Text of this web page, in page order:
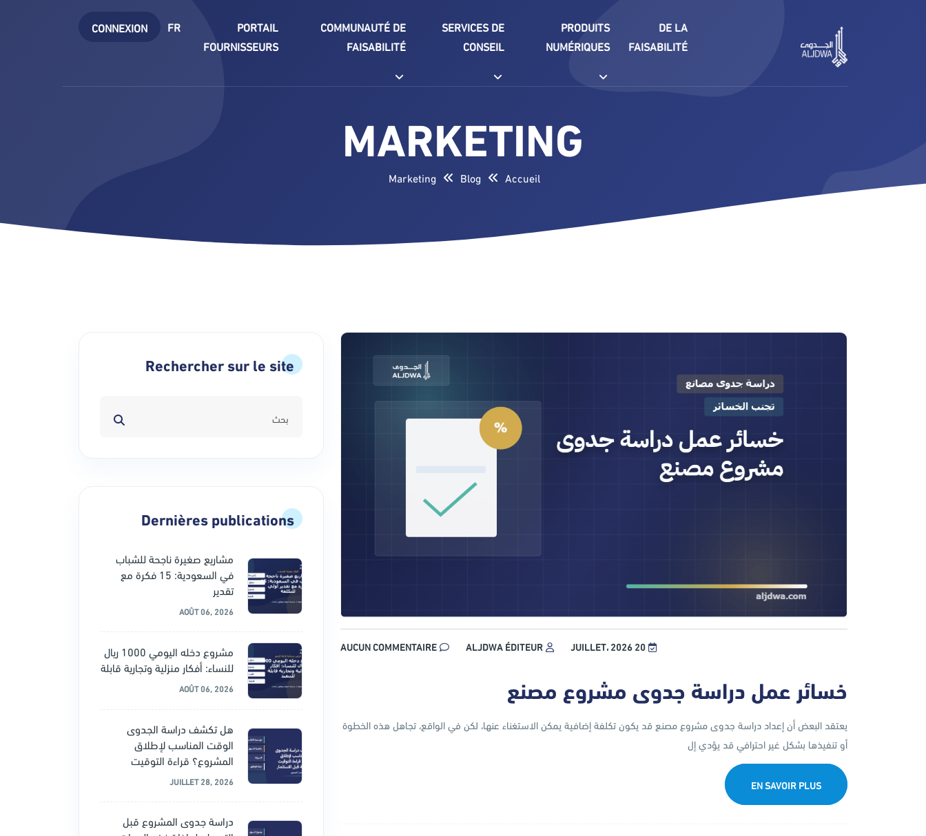
DE LA
FAISABILITÉ
PRODUITS
NUMÉRIQUES
SERVICES DE
CONSEIL
COMMUNAUTÉ DE
FAISABILITÉ
PORTAIL
FOURNISSEURS
FR
CONNEXION
MARKETING
Accueil
Blog
Marketing
20 JUILLET، 2026 ALJDWA ÉDITEUR
AUCUN COMMENTAIRE
خسائر عمل دراسة جدوى مشروع مصنع
يعتقد البعض أن إعداد دراسة جدوى مشروع مصنع قد يكون تكلفة إضافية يمكن الاستغناء عنها، لكن في الواقع، تجاهل هذه الخطوة
أو تنفيذها بشكل غير احترافي قد يؤدي إل
EN SAVOIR PLUS
Rechercher sur le site
Dernières publications
مشاريع صغيرة ناجحة للشباب
في السعودية: 15 فكرة مع
تقدير
AOÛT 06, 2026
مشروع دخله اليومي 1000 ريال
للنساء: أفكار منزلية وتجارية قابلة
AOÛT 06, 2026
هل تكشف دراسة الجدوى
الوقت المناسب لإطلاق
المشروع؟ قراءة التوقيت
JUILLET 28, 2026
دراسة جدوى المشروع قبل